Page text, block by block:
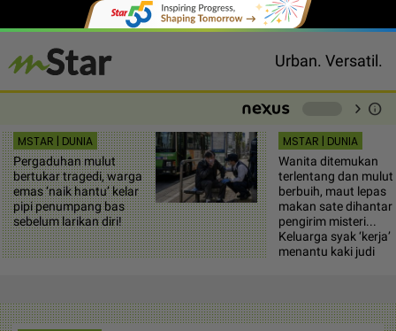
Urban. Versatil.
chevron_right info
MSTAR | DUNIA
Pergaduhan mulut
bertukar tragedi, warga
emas ‘naik hantu’ kelar
pipi penumpang bas
sebelum larikan diri!
MSTAR | DUNIA
Wanita ditemukan
terlentang dan mulut
berbuih, maut lepas
makan sate dihantar
pengirim misteri...
Keluarga syak ‘kerja’
menantu kaki judi